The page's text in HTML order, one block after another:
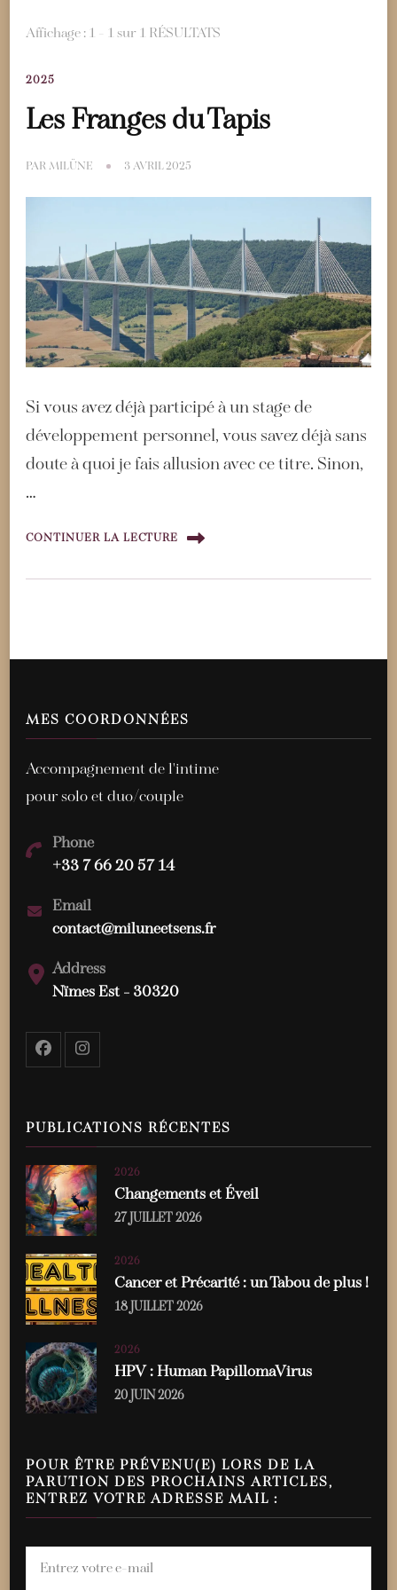
Affichage : 1 - 1 sur 1 RÉSULTATS
2025
Les Franges du Tapis
PAR MILÜNE 3 AVRIL 2025
Si vous avez déjà participé à un stage de
développement personnel, vous savez déjà sans
doute à quoi je fais allusion avec ce titre. Sinon,
…
CONTINUER LA LECTURE
MES COORDONNÉES
Accompagnement de l'intime
pour solo et duo/couple
Phone
+33 7 66 20 57 14
Email
contact@miluneetsens.fr
Address
Nïmes Est - 30320
PUBLICATIONS RÉCENTES
2026
Changements et Éveil
27 JUILLET 2026
2026
Cancer et Précarité : un Tabou de plus !
18 JUILLET 2026
2026
HPV : Human PapillomaVirus
20 JUIN 2026
POUR ÊTRE PRÉVENU(E) LORS DE LA
PARUTION DES PROCHAINS ARTICLES,
ENTREZ VOTRE ADRESSE MAIL :